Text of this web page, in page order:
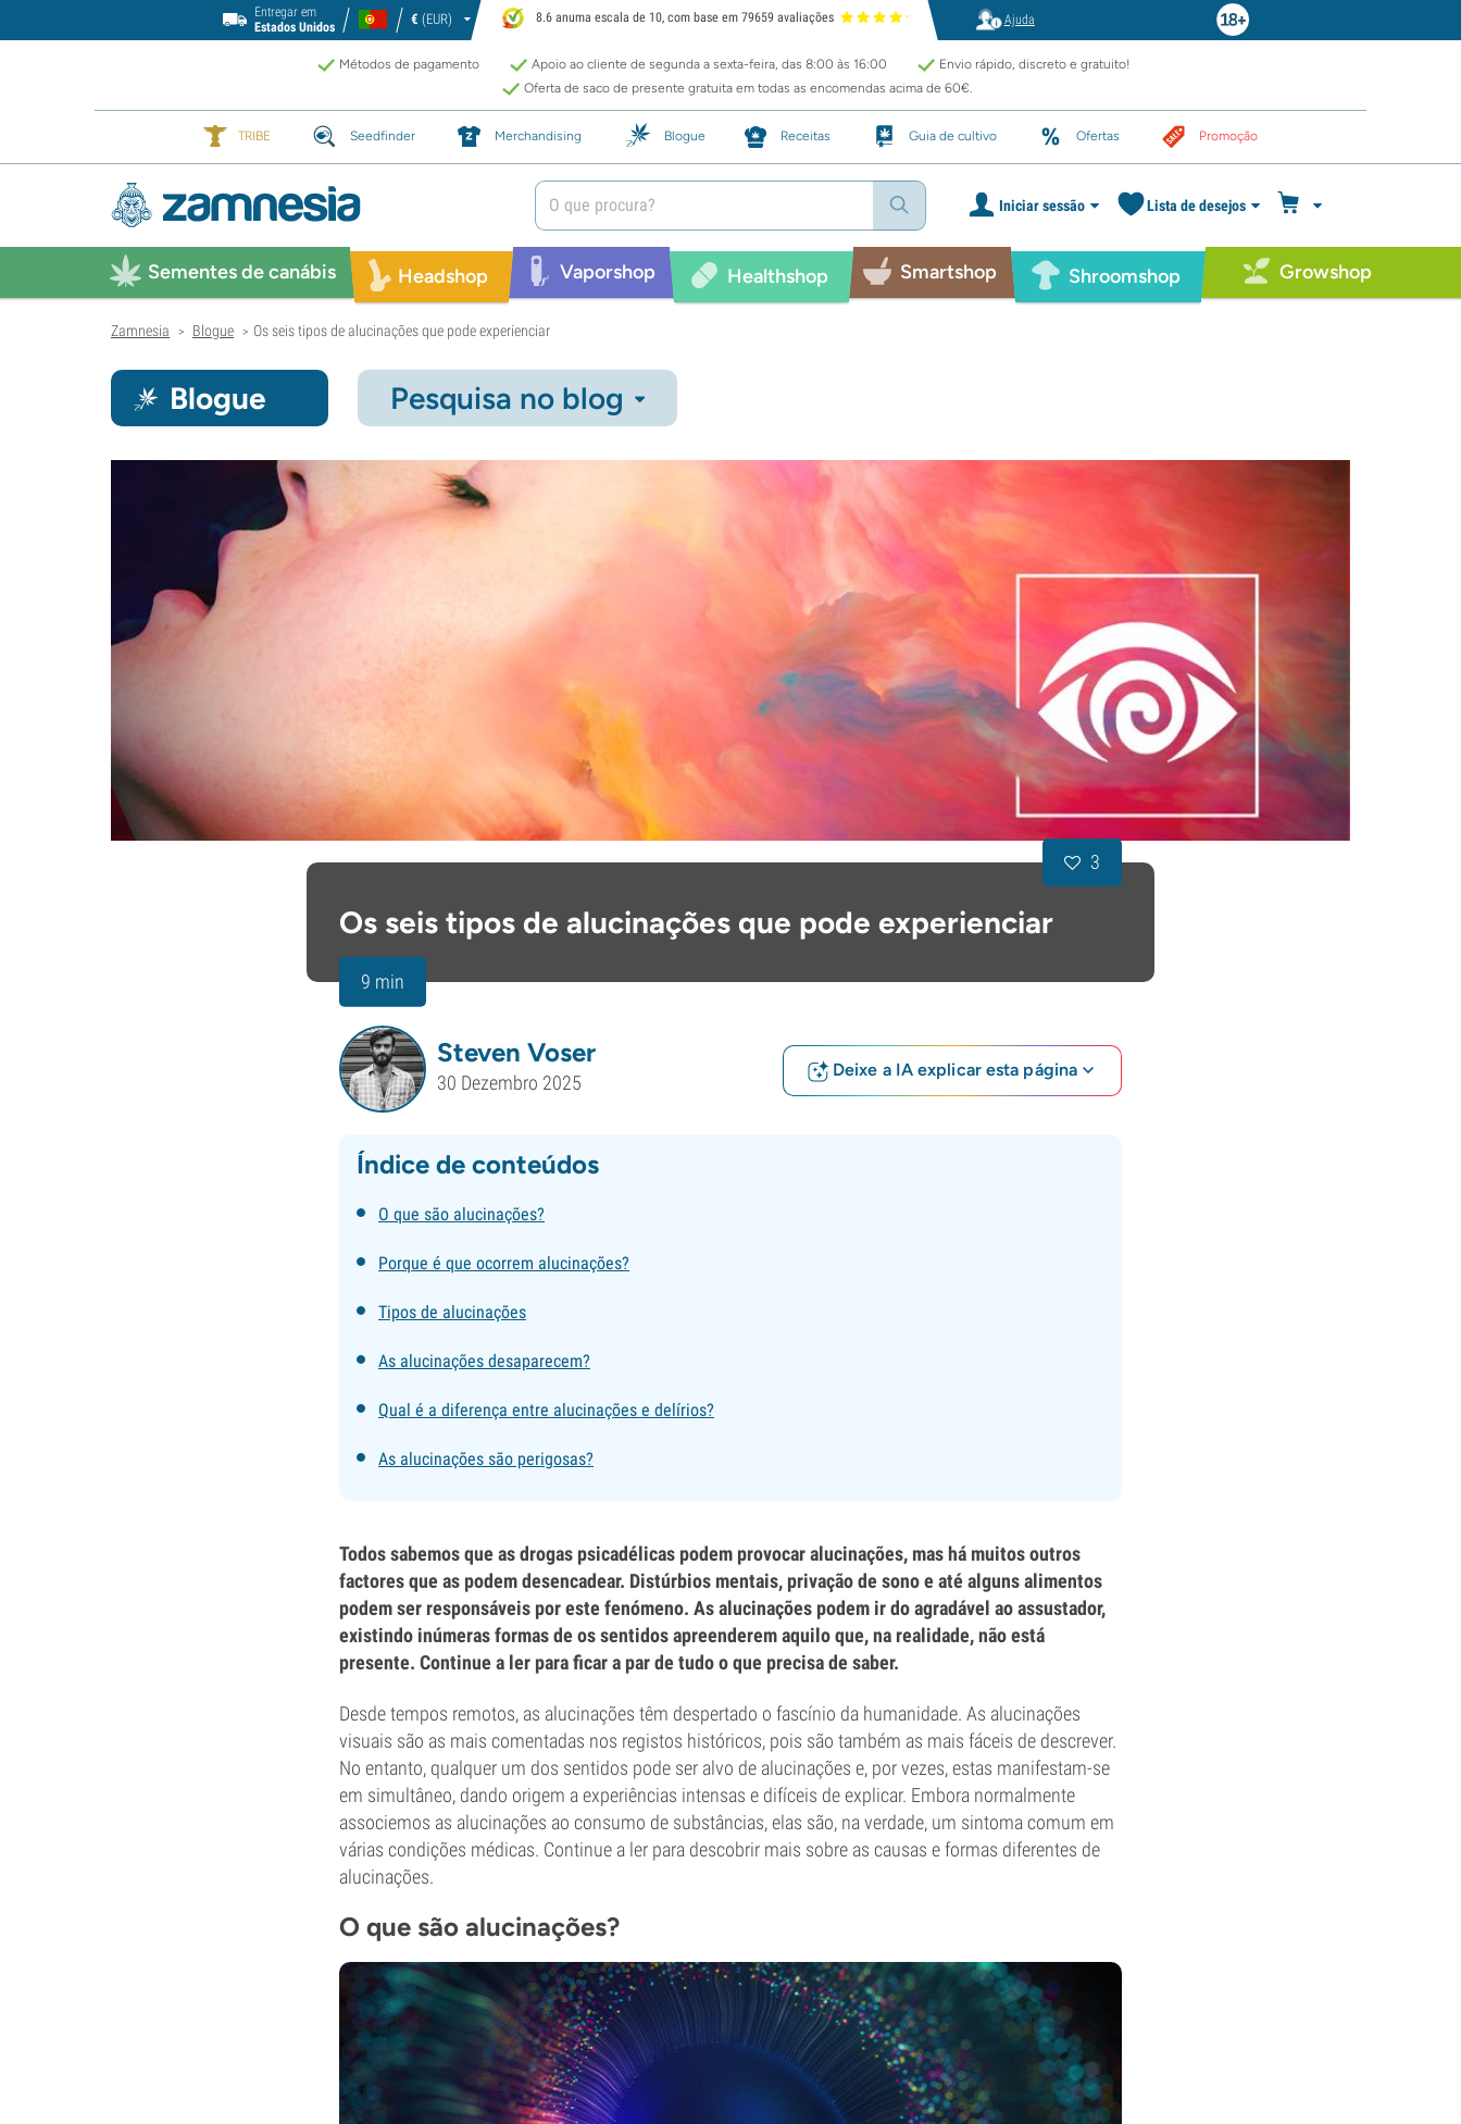
Entregar em
Estados Unidos
€ (EUR) 8.6 anuma escala de 10, com base em 79659 avaliações Ajuda
Métodos de pagamento Apoio ao cliente de segunda a sexta-feira, das 8:00 às 16:00
Envio rápido, discreto e gratuito!
Oferta de saco de presente gratuita em todas as encomendas acima de 60€.
TRIBE Seedfinder Merchandising Blogue Receitas Guia de cultivo Ofertas Promoção
Iniciar sessão Lista de desejos
Sementes de canábis Headshop Vaporshop Healthshop Smartshop Shroomshop Growshop
Zamnesia > Blogue > Os seis tipos de alucinações que pode experienciar
Blogue Pesquisa no blog
Os seis tipos de alucinações que pode experienciar
9 min
3
Steven Voser
30 Dezembro 2025
Deixe a IA explicar esta página
Índice de conteúdos
O que são alucinações?
Porque é que ocorrem alucinações?
Tipos de alucinações
As alucinações desaparecem?
Qual é a diferença entre alucinações e delírios?
As alucinações são perigosas?
Todos sabemos que as drogas psicadélicas podem provocar alucinações, mas há muitos outros
factores que as podem desencadear. Distúrbios mentais, privação de sono e até alguns alimentos
podem ser responsáveis por este fenómeno. As alucinações podem ir do agradável ao assustador,
existindo inúmeras formas de os sentidos apreenderem aquilo que, na realidade, não está
presente. Continue a ler para ficar a par de tudo o que precisa de saber.
Desde tempos remotos, as alucinações têm despertado o fascínio da humanidade. As alucinações
visuais são as mais comentadas nos registos históricos, pois são também as mais fáceis de descrever.
No entanto, qualquer um dos sentidos pode ser alvo de alucinações e, por vezes, estas manifestam-se
em simultâneo, dando origem a experiências intensas e difíceis de explicar. Embora normalmente
associemos as alucinações ao consumo de substâncias, elas são, na verdade, um sintoma comum em
várias condições médicas. Continue a ler para descobrir mais sobre as causas e formas diferentes de
alucinações.
O que são alucinações?